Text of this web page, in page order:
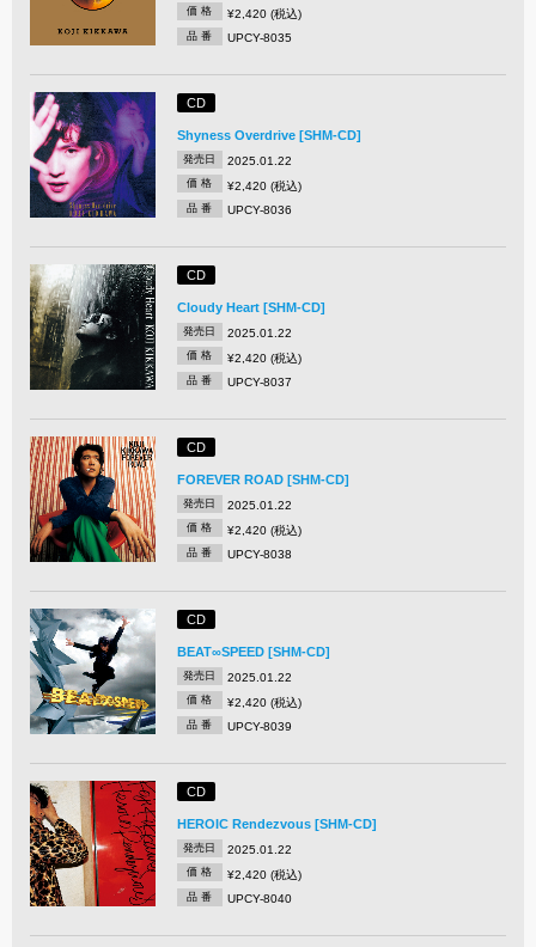
価 格 ¥2,420 (税込)
品 番 UPCY-8035
CD
Shyness Overdrive [SHM-CD]
発売日 2025.01.22
価 格 ¥2,420 (税込)
品 番 UPCY-8036
CD
Cloudy Heart [SHM-CD]
発売日 2025.01.22
価 格 ¥2,420 (税込)
品 番 UPCY-8037
CD
FOREVER ROAD [SHM-CD]
発売日 2025.01.22
価 格 ¥2,420 (税込)
品 番 UPCY-8038
CD
BEAT∞SPEED [SHM-CD]
発売日 2025.01.22
価 格 ¥2,420 (税込)
品 番 UPCY-8039
CD
HEROIC Rendezvous [SHM-CD]
発売日 2025.01.22
価 格 ¥2,420 (税込)
品 番 UPCY-8040